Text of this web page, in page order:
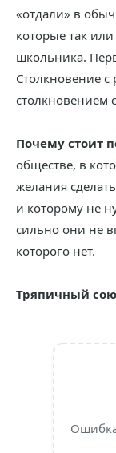
«отдали» в
которые так
школьника.
Столкновение с
столкновением
Почему стоит
обществе, в
желания
и которому не
сильно они не
которого нет.
Тряпичный